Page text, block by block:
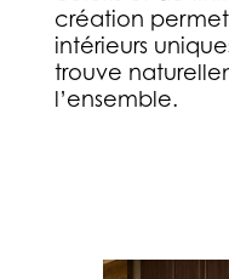
création
intérieurs
trouve
l’ensemble.